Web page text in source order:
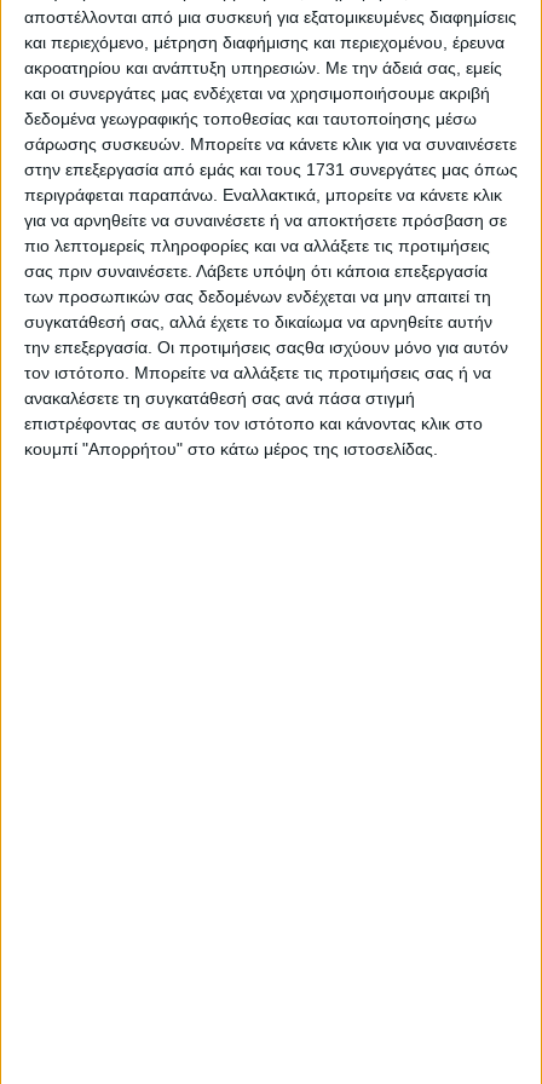
αποστέλλονται από μια συσκευή για εξατομικευμένες διαφημίσεις
και περιεχόμενο, μέτρηση διαφήμισης και περιεχομένου, έρευνα
ακροατηρίου και ανάπτυξη υπηρεσιών. Με την άδειά σας, εμείς
και οι συνεργάτες μας ενδέχεται να χρησιμοποιήσουμε ακριβή
δεδομένα γεωγραφικής τοποθεσίας και ταυτοποίησης μέσω
σάρωσης συσκευών. Μπορείτε να κάνετε κλικ για να συναινέσετε
στην επεξεργασία από εμάς και τους 1731 συνεργάτες μας όπως
περιγράφεται παραπάνω. Εναλλακτικά, μπορείτε να κάνετε κλικ
για να αρνηθείτε να συναινέσετε ή να αποκτήσετε πρόσβαση σε
πιο λεπτομερείς πληροφορίες και να αλλάξετε τις προτιμήσεις
σας πριν συναινέσετε. Λάβετε υπόψη ότι κάποια επεξεργασία
των προσωπικών σας δεδομένων ενδέχεται να μην απαιτεί τη
συγκατάθεσή σας, αλλά έχετε το δικαίωμα να αρνηθείτε αυτήν
την επεξεργασία. Οι προτιμήσεις σαςθα ισχύουν μόνο για αυτόν
τον ιστότοπο. Μπορείτε να αλλάξετε τις προτιμήσεις σας ή να
ανακαλέσετε τη συγκατάθεσή σας ανά πάσα στιγμή
επιστρέφοντας σε αυτόν τον ιστότοπο και κάνοντας κλικ στο
κουμπί "Απορρήτου" στο κάτω μέρος της ιστοσελίδας.
Πρώτη φορά ως ηλεκτρική
Πίσω από την κωδική ονομασία G580, βρίσκεται η
πρώτη ηλεκτρική Mercedes G-Class, η οποία φέρει
τέσσερις ηλεκτροκινητήρες. Η συνδυαστική ισχύς
αγγίζει τους 587 ίππους και η ροπή φτάνει στην
εντυπωσιακή τιμή των 1.164 Nm. Κάπως έτσι, το
αμάξωμα των 3.085 κιλών είναι σε θέση να
επιταχύνει στα 0-100 χλμ./ώρα σε 4,7 δλ., ενώ η
τελική ταχύτητα αγγίζει τα 180 χλμ./ώρα.
Mercedes-AMG G63 και… 0-100 χλμ./ώρα σε 4,3
δλ.
Στην κορυφή της γκάμας συναντάμε την πανίσχυρη
G63, η οποία κρύβει κάτω από το καπό της έναν